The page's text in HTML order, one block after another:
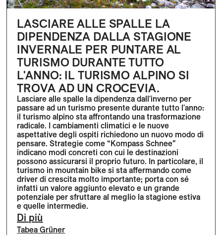
LASCIARE ALLE SPALLE LA
DIPENDENZA DALLA STAGIONE
INVERNALE PER PUNTARE AL
TURISMO DURANTE TUTTO
L'ANNO: IL TURISMO ALPINO SI
TROVA AD UN CROCEVIA.
Lasciare alle spalle la dipendenza dall'inverno per
passare ad un turismo presente durante tutto l'anno:
il turismo alpino sta affrontando una trasformazione
radicale. I cambiamenti climatici e le nuove
aspettative degli ospiti richiedono un nuovo modo di
pensare. Strategie come “Kompass Schnee”
indicano modi concreti con cui le destinazioni
possono assicurarsi il proprio futuro. In particolare, il
turismo in mountain bike si sta affermando come
driver di crescita molto importante; porta con sé
infatti un valore aggiunto elevato e un grande
potenziale per sfruttare al meglio la stagione estiva
e quelle intermedie.
Di più
Tabea Grüner